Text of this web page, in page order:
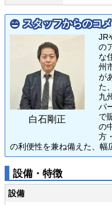
スタッフからのコ
白石剛正
JR
の
な
州
が
た
九
パ
で
の
方
の利便性を兼ね備えた、幅
設備・特徴
設備